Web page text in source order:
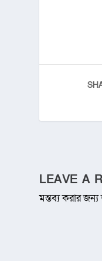
LEAVE A
মন্তব্য করার